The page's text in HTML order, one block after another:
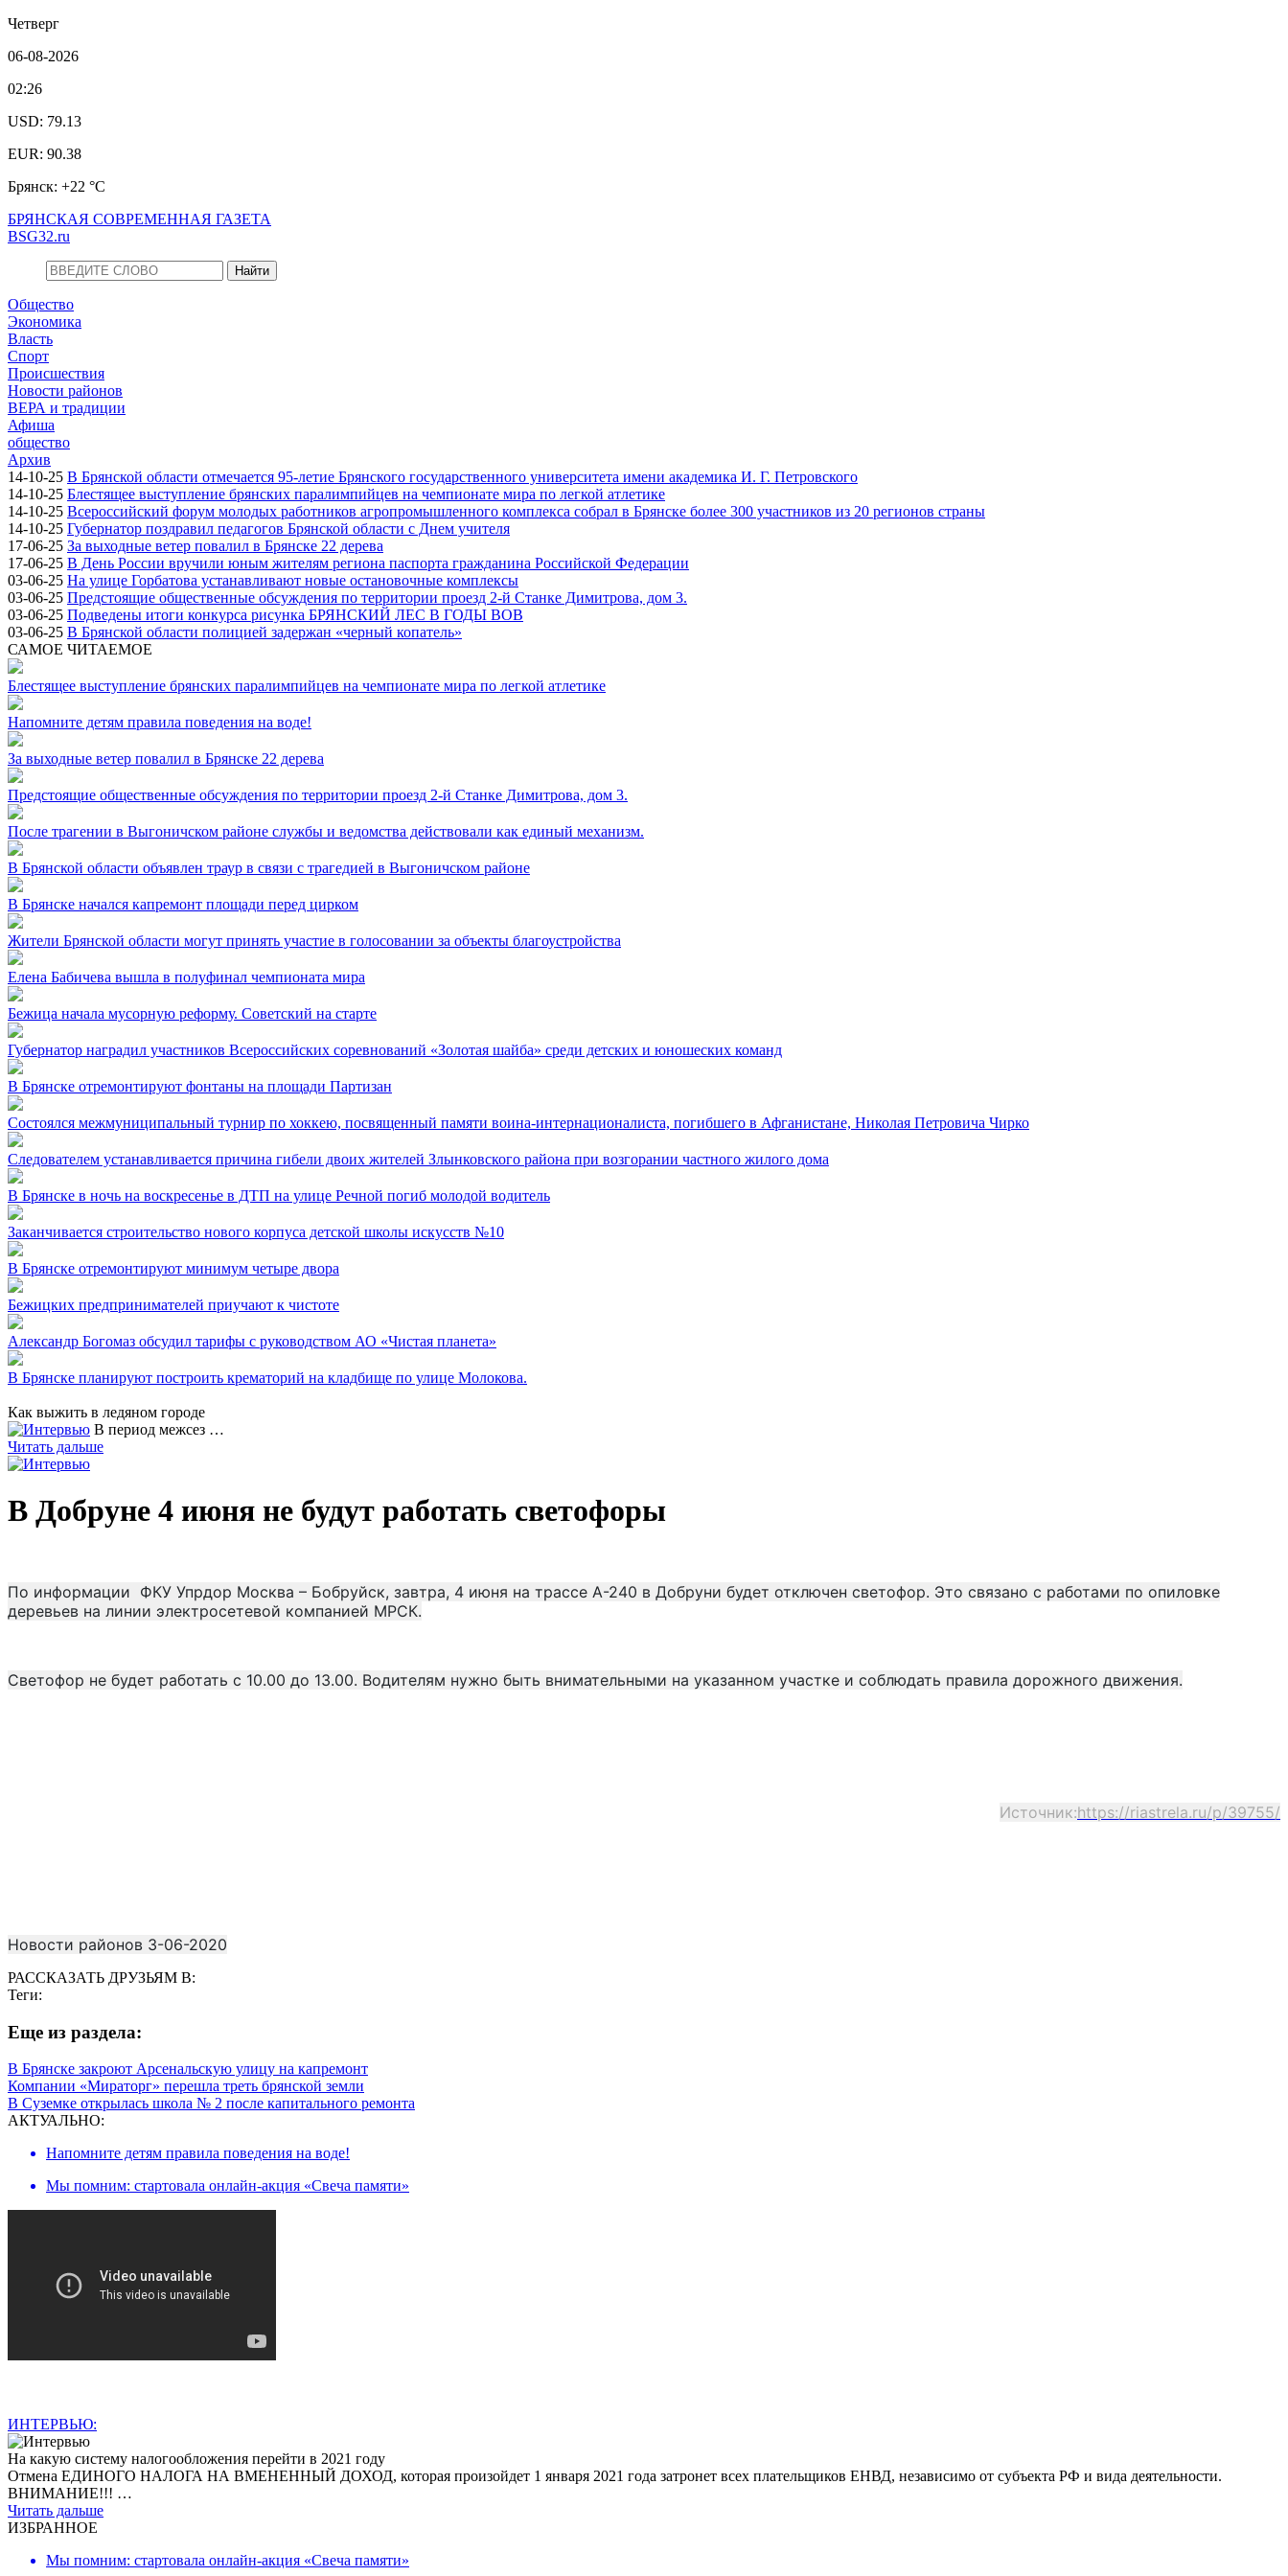
Четверг
06-08-2026
02:26
USD: 79.13
EUR: 90.38
Брянск: +22 °С
БРЯНСКАЯ СОВРЕМЕННАЯ ГАЗЕТА
BSG32.ru
Общество
Экономика
Власть
Спорт
Происшествия
Новости районов
ВЕРА и традиции
Афиша
общество
Архив
14-10-25 В Брянской области отмечается 95-летие Брянского государственного университета имени академика И. Г. Петровского
14-10-25 Блестящее выступление брянских паралимпийцев на чемпионате мира по легкой атлетике
14-10-25 Всероссийский форум молодых работников агропромышленного комплекса собрал в Брянске более 300 участников из 20 регионов страны
14-10-25 Губернатор поздравил педагогов Брянской области с Днем учителя
17-06-25 За выходные ветер повалил в Брянске 22 дерева
17-06-25 В День России вручили юным жителям региона паспорта гражданина Российской Федерации
03-06-25 На улице Горбатова устанавливают новые остановочные комплексы
03-06-25 Предстоящие общественные обсуждения по территории проезд 2-й Станке Димитрова, дом 3.
03-06-25 Подведены итоги конкурса рисунка БРЯНСКИЙ ЛЕС В ГОДЫ ВОВ
03-06-25 В Брянской области полицией задержан «черный копатель»
САМОЕ ЧИТАЕМОЕ
Блестящее выступление брянских паралимпийцев на чемпионате мира по легкой атлетике
Напомните детям правила поведения на воде!
За выходные ветер повалил в Брянске 22 дерева
Предстоящие общественные обсуждения по территории проезд 2-й Станке Димитрова, дом 3.
После трагении в Выгоничском районе службы и ведомства действовали как единый механизм.
В Брянской области объявлен траур в связи с трагедией в Выгоничском районе
В Брянске начался капремонт площади перед цирком
Жители Брянской области могут принять участие в голосовании за объекты благоустройства
Елена Бабичева вышла в полуфинал чемпионата мира
Бежица начала мусорную реформу. Советский на старте
Губернатор наградил участников Всероссийских соревнований «Золотая шайба» среди детских и юношеских команд
В Брянске отремонтируют фонтаны на площади Партизан
Состоялся межмуниципальный турнир по хоккею, посвященный памяти воина-интернационалиста, погибшего в Афганистане, Николая Петровича Чирко
Следователем устанавливается причина гибели двоих жителей Злынковского района при возгорании частного жилого дома
В Брянске в ночь на воскресенье в ДТП на улице Речной погиб молодой водитель
Заканчивается строительство нового корпуса детской школы искусств №10
В Брянске отремонтируют минимум четыре двора
Бежицких предпринимателей приучают к чистоте
Александр Богомаз обсудил тарифы с руководством АО «Чистая планета»
В Брянске планируют построить крематорий на кладбище по улице Молокова.
Как выжить в ледяном городе
В период межсез …
Читать дальше
В Добруне 4 июня не будут работать светофоры
По информации ФКУ Упрдор Москва – Бобруйск, завтра, 4 июня на трассе А-240 в Добруни будет отключен светофор. Это связано с работами по опиловке
деревьев на линии электросетевой компанией МРСК.
Светофор не будет работать с 10.00 до 13.00. Водителям нужно быть внимательными на указанном участке и соблюдать правила дорожного движения.
Источник:https://riastrela.ru/p/39755/
Новости районов 3-06-2020
РАССКАЗАТЬ ДРУЗЬЯМ В:
Теги:
Eще из раздела:
В Брянске закроют Арсенальскую улицу на капремонт
Компании «Мираторг» перешла треть брянской земли
В Суземке открылась школа № 2 после капитального ремонта
АКТУАЛЬНО:
Напомните детям правила поведения на воде!
Мы помним: стартовала онлайн-акция «Свеча памяти»
ИНТЕРВЬЮ:
На какую систему налогообложения перейти в 2021 году
Отмена ЕДИНОГО НАЛОГА НА ВМЕНЕННЫЙ ДОХОД, которая произойдет 1 января 2021 года затронет всех плательщиков ЕНВД, независимо от субъекта РФ и вида деятельности.
ВНИМАНИЕ!!! …
Читать дальше
ИЗБРАННОЕ
Мы помним: стартовала онлайн-акция «Свеча памяти»